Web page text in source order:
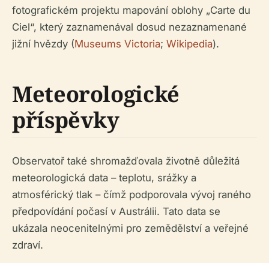
fotografickém projektu mapování oblohy „Carte du
Ciel“, který zaznamenával dosud nezaznamenané
jižní hvězdy (Museums Victoria; Wikipedia).
Meteorologické
příspěvky
Observatoř také shromažďovala životně důležitá
meteorologická data – teplotu, srážky a
atmosférický tlak – čímž podporovala vývoj raného
předpovídání počasí v Austrálii. Tato data se
ukázala neocenitelnými pro zemědělství a veřejné
zdraví.